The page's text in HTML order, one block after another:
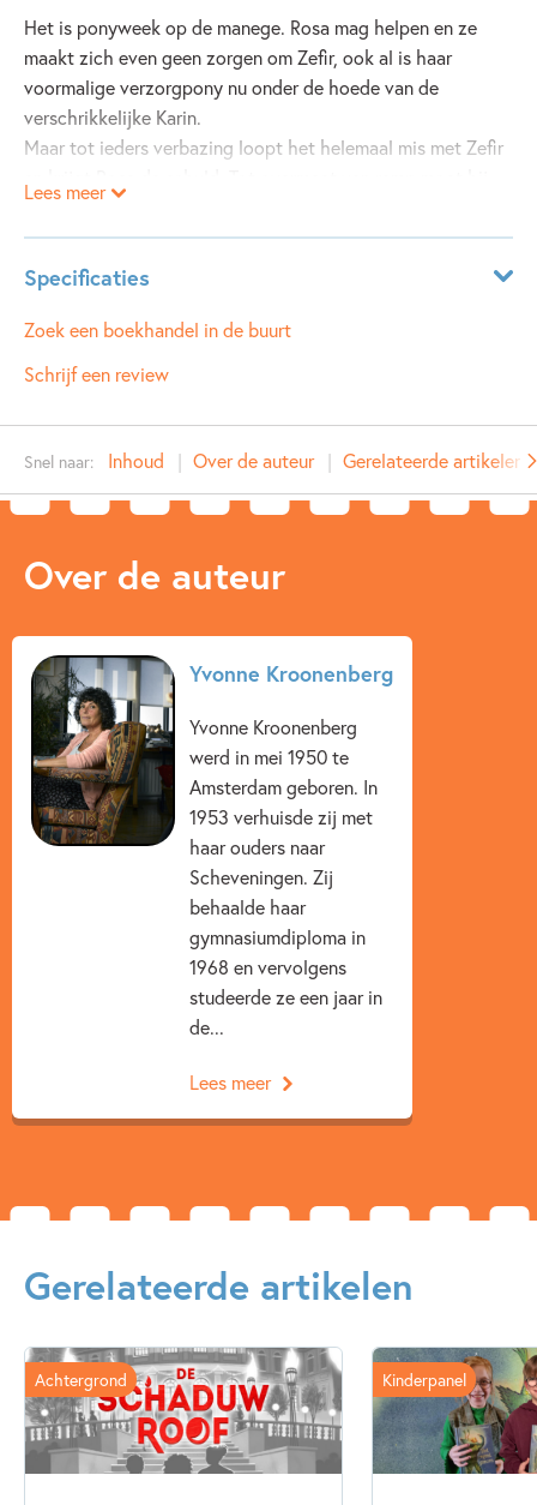
Het is ponyweek op de manege. Rosa mag helpen en ze
maakt zich even geen zorgen om Zefir, ook al is haar
voormalige verzorgpony nu onder de hoede van de
verschrikkelijke Karin.
Maar tot ieders verbazing loopt het helemaal mis met Zefir
worden verkocht.
Dat mag nooit gebeuren, vindt Rosa. Samen met haar
vrienden zet ze alles op alles om Zefir te redden...
Lees ookRosa's verzorgponyen
Lees meer
Specificaties
Leeftijdsindicatie: 10 - 12 jaar
ISBN:
9789025857363
Type: E-book
Auteur(s):
Yvonne Kroonenberg
Prijs:
99
Uitgever: Leopold
Kenmerken van e-book
12+ jaar 9 – 12 jaar
Actie & avontuur
Dieren & natuur
Meidenboeken
Yvonne Kroonenberg
Zoek een boekhandel in de buurt
Schrijf een review
Snel naar: Inhoud Over de auteur Gerelateerde artikelen
Over de auteur
Yvonne Kroonenberg
Yvonne Kroonenberg
werd in mei 1950 te
Amsterdam geboren. In
1953 verhuisde zij met
haar ouders naar
Scheveningen. Zij
behaalde haar
gymnasiumdiploma in
1968 en vervolgens
studeerde ze een jaar in
de...
Lees meer
Gerelateerde artikelen
Achtergrond Kinderpanel